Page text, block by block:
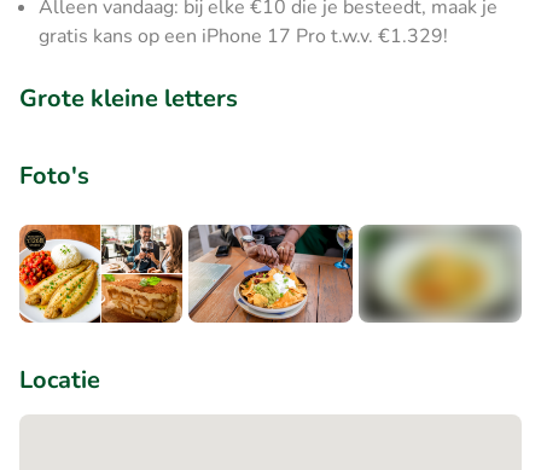
Alleen vandaag: bij elke €10 die je besteedt, maak je
gratis kans op een iPhone 17 Pro t.w.v. €1.329!
Grote kleine letters
Foto's
Locatie